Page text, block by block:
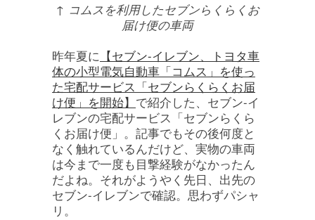
↑ コムスを利用したセブンらくらくお
届け便の車両
昨年夏に 【セブン-イレブン、トヨタ車
体の小型電気自動車「コムス」を使っ
た宅配サービス「セブンらくらくお届
け便」を開始】 で紹介した、セブン-イ
レブンの宅配サービス「セブンらくら
くお届け便」。記事でもその後何度と
なく触れているんだけど、実物の車両
は今まで一度も目撃経験がなかったん
だよね。それがようやく先日、出先の
セブン-イレブンで確認。思わずパシャ
リ。